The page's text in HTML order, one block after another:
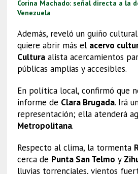
Corina Machado: señal directa a la
Venezuela
Además, reveló un guiño
quiere abrir más el acervo
Culturaalista acercamientos
públicas amplias y accesibles.
En política local, confirmó que
informe de Clara Brugada. Irá
representación; ella atenderá
Metropolitana.
Respecto al clima, la tormenta
cerca de Punta San Telmo y
lluvias torrenciales, vientos